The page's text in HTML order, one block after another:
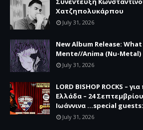
Χατζηπολυκάρπου
July 31, 2026
New Album Release:
Mente//Anima (Nu-Metal)
July 31, 2026
LORD BISHOP ROCKS –
Ελλάδα – 24
Ιωάννινα …special guests:
July 31, 2026